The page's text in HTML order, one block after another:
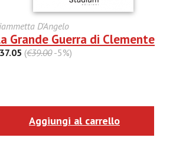
D'Angelo
Grande Guerra di Clemente
(€39.00-5%)
Aggiungi al carrello